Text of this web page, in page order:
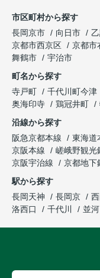
市区町村から探す
長岡京市
向日市
京都市西京区
京都市
舞鶴市
宇治市
町名から探す
寺戸町
千代川町今津
奥海印寺
鶏冠井町
沿線から探す
阪急京都本線
東海道
京阪本線
嵯峨野観光
京阪宇治線
京都地下
駅から探す
長岡天神
長岡京
洛西口
千代川 並河